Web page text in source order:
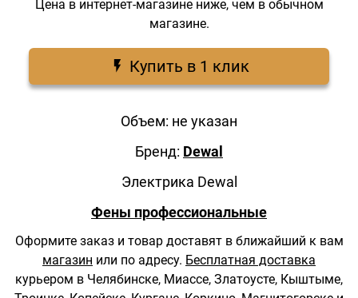
Цена в интернет-магазине ниже, чем в обычном
магазине.
Купить в 1 клик
Объем: не указан
Бренд: Dewal
Электрика Dewal
Фены профессиональные
Оформите заказ и товар доставят в ближайший к вам
магазин или по адресу. Бесплатная доставка
курьером в Челябинске, Миассе, Златоусте, Кыштыме,